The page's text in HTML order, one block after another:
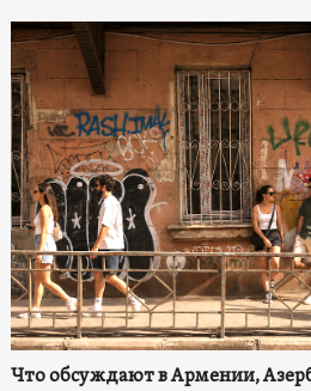
Что обсуждают в Армении,